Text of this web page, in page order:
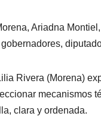
Ariadna
Rivera (Morena)
mecanismos
clara y ordenada.